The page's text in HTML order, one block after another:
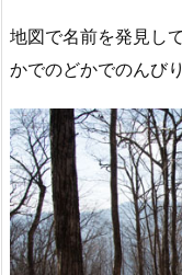
地図で名前を発見し
かでのどかでのんび